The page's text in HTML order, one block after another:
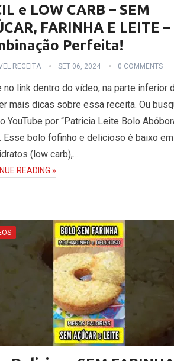
e LOW CARB – SEM
FARINHA E LEITE –
Perfeita!
RECEITA SET 06, 2024 0 COMMENTS
no link dentro do vídeo, na parte inferior
mais dicas sobre essa receita. Ou
YouTube por “Patricia Leite Bolo
Esse bolo fofinho e delicioso é baixo em
(low carb),…
READING »